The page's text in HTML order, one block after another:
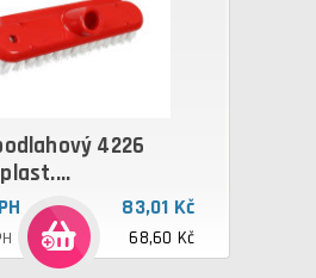
4226
plast....
83,01 Kč
68,60 Kč